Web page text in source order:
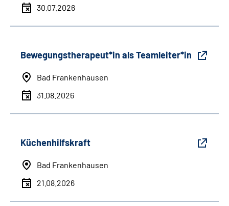
30.07.2026
Bewegungstherapeut*in als Teamleiter*in
Bad Frankenhausen
31.08.2026
Küchenhilfskraft
Bad Frankenhausen
21.08.2026